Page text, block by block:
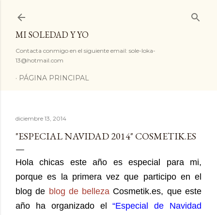
MI SOLEDAD Y YO
Contacta conmigo en el siguiente email: sole-loka-
13@hotmail.com
PÁGINA PRINCIPAL
diciembre 13, 2014
"ESPECIAL NAVIDAD 2014" COSMETIK.ES
Hola chicas este año es especial para mi,
porque es la primera vez que participo en el
blog de blog de belleza Cosmetik.es, que este
año ha organizado el“Especial de Navidad